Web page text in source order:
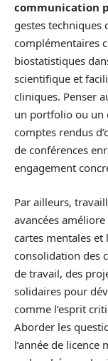
communication
gestes techniques
complémentaires
biostatistiques
scientifique et
cliniques. Penser
un portfolio ou un
comptes rendus
de conférences
engagement
Par ailleurs,
avancées
cartes mentales et
consolidation des
de travail, des
solidaires pour
comme l’esprit
Aborder les
l’année de